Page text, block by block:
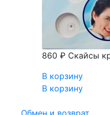
860 ₽ Скайсы
В корзину
В корзину
Обмен и возврат